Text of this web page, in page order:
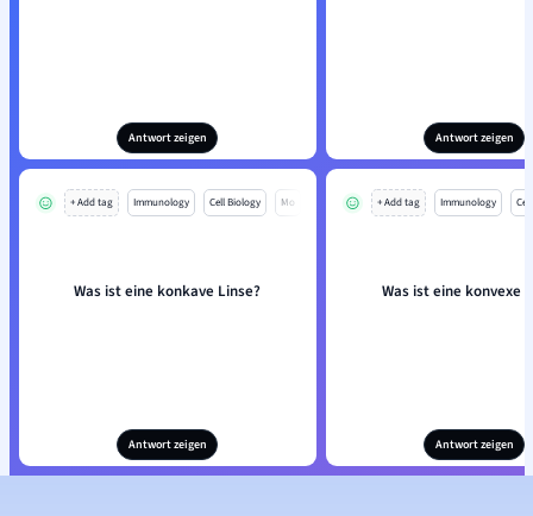
Antwort zeigen Antwort zeigen
+ Add tag Immunology Cell Biology Mo
Was ist eine konkave Linse?
Antwort zeigen
+ Add tag Immunology
Was ist eine konvexe
Antwort zeigen